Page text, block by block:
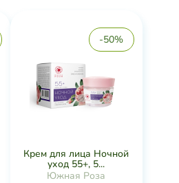
-50%
Крем для лица Ночной
уход 55+, 5...
Южная Роза